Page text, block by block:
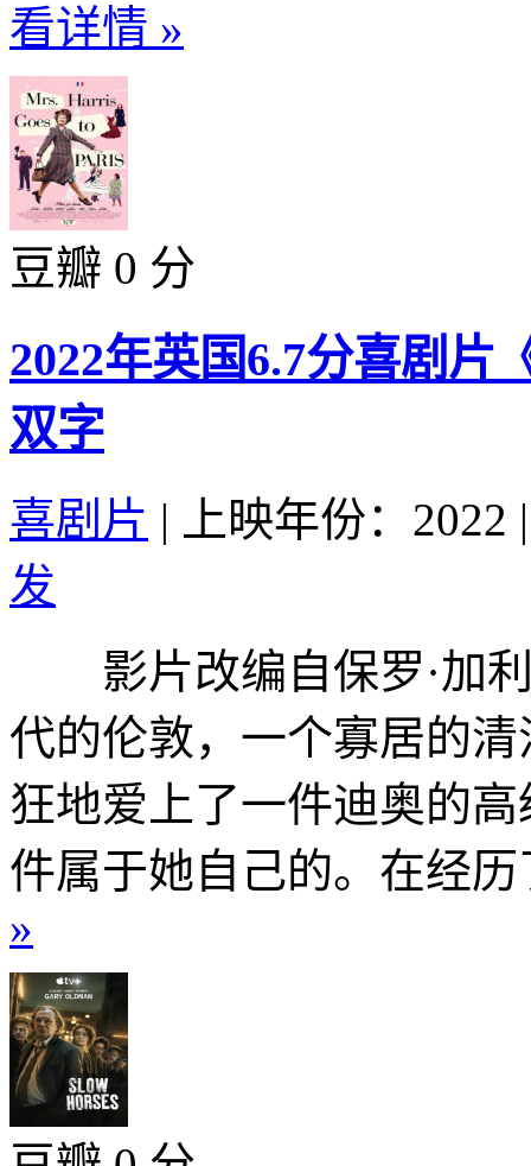
看详情 »
豆瓣 0 分
2022年英国6.7分喜剧片
双字
喜剧片 | 上映年份：2022 |
发
影片改编自保罗·加利
代的伦敦，一个寡居的
狂地爱上了一件迪奥的
件属于她自己的。在经
»